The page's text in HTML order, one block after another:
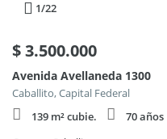
1/22
$3.500.000
Avenida Avellaneda 1300
Caballito, Capital Federal
139 m² cubie.
70 años